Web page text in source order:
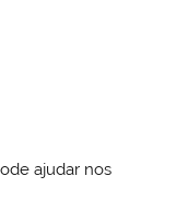
ajudar nos